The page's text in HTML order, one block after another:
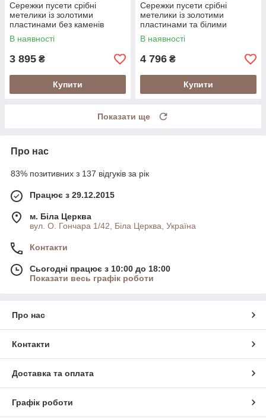
Сережки пусети срібні
метелики із золотими
пластинами без каменів
В наявності
3 895 ₴
Купити
Сережки пусети срібні
метелики із золотими
пластинами та білими
цирконами
В наявності
4 796 ₴
Купити
Показати ще
Про нас
83% позитивних з 137 відгуків за рік
Працює з 29.12.2015
м. Біла Церква
вул. О. Гончара 1/42, Біла Церква, Україна
Контакти
Сьогодні працює з 10:00 до 18:00
Показати весь графік роботи
Про нас
Контакти
Доставка та оплата
Графік роботи